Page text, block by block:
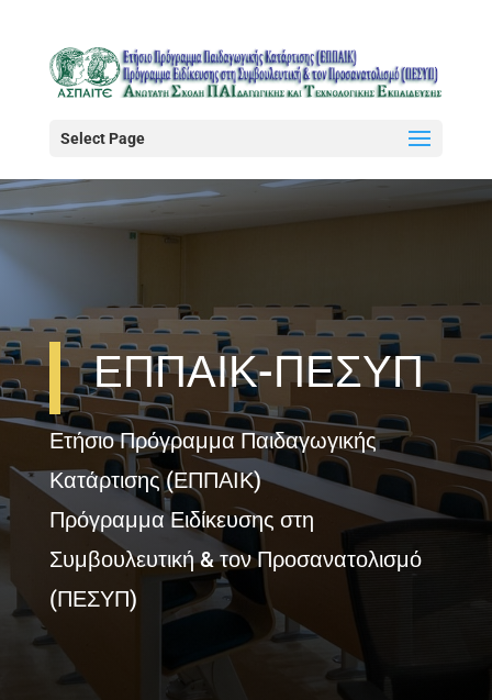
Select Page
ΕΠΠΑΙΚ-ΠΕΣΥΠ
Ετήσιο Πρόγραμμα Παιδαγωγικής
Κατάρτισης (ΕΠΠΑΙΚ)
Πρόγραμμα Ειδίκευσης στη
Συμβουλευτική & τον Προσανατολισμό
(ΠΕΣΥΠ)